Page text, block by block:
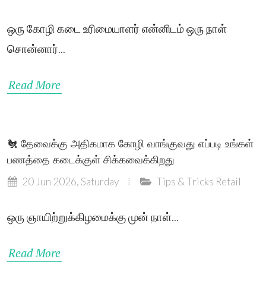
ஒரு கோழி கடை உரிமையாளர் என்னிடம் ஒரு நாள்
சொன்னார்...
Read More
🐔 தேவைக்கு அதிகமாக கோழி வாங்குவது எப்படி உங்கள்
பணத்தை கடைக்குள் சிக்கவைக்கிறது
20 Jun 2026, Saturday Tips & Tricks Retail
ஒரு ஞாயிற்றுக்கிழமைக்கு முன் நாள்...
Read More